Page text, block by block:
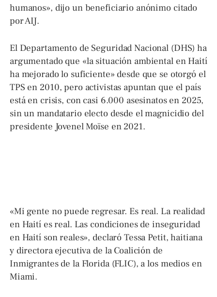
humanos», dijo un beneficiario anónimo citado
por AIJ.
El Departamento de Seguridad Nacional (DHS) ha
argumentado que «la situación ambiental en Haití
ha mejorado lo suficiente» desde que se otorgó el
TPS en 2010, pero activistas apuntan que el país
está en crisis, con casi 6.000 asesinatos en 2025,
sin un mandatario electo desde el magnicidio del
presidente Jovenel Moïse en 2021.
«Mi gente no puede regresar. Es real. La realidad
en Haití es real. Las condiciones de inseguridad
en Haití son reales», declaró Tessa Petit, haitiana
y directora ejecutiva de la Coalición de
Inmigrantes de la Florida (FLIC), a los medios en
Miami.